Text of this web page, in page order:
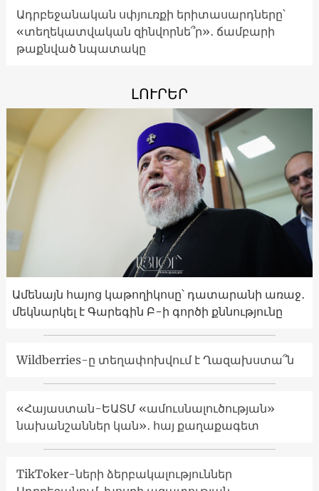
Ադրբեջանական սփյուռքի երիտասարդները՝
«տեղեկատվական զինվորնե՞ր»․ ճամբարի
թաքնված նպատակը
ԼՈՒՐԵՐ
Ամենայն հայոց կաթողիկոսը՝ դատարանի առաջ․
մեկնարկել է Գարեգին Բ-ի գործի քննությունը
Wildberries-ը տեղափոխվում է Ղազախստա՞ն
«Հայաստան-ԵԱՏՄ «ամուսնալուծության»
նախանշաններ կան»․ հայ քաղաքագետ
TikToker-ների ձերբակալություններ